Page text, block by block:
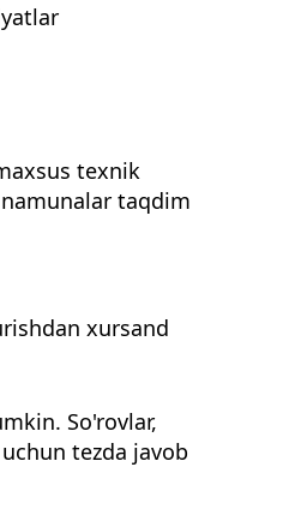
texnik
taqdim
xursand
So'rovlar,
tezda javob